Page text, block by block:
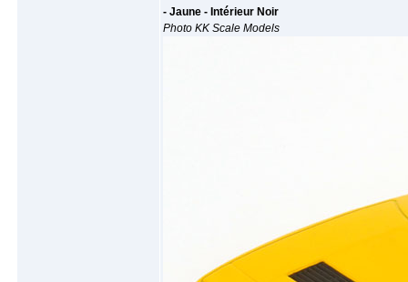
- Jaune - Intérieur Noir
Photo KK Scale Models